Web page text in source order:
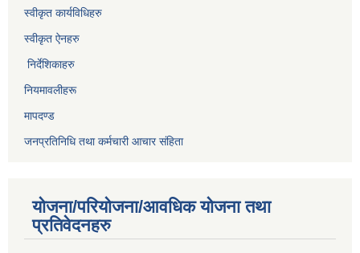
स्वीकृत कार्यविधिहरु
स्वीकृत ऐनहरु
निर्देशिकाहरु
नियमावलीहरू
मापदण्ड
जनप्रतिनिधि तथा कर्मचारी आचार संहिता
योजना/परियोजना/आवधिक योजना तथा
प्रतिवेदनहरु